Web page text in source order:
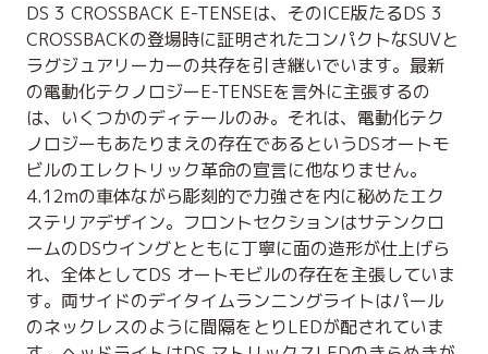
DS 3 CROSSBACK E-TENSEは、そのICE版たるDS 3
CROSSBACKの登場時に証明されたコンパクトなSUVと
ラグジュアリーカーの共存を引き継いでいます。最新
の電動化テクノロジーE-TENSEを言外に主張するの
は、いくつかのディテールのみ。それは、電動化テク
ノロジーもあたりまえの存在であるというDSオートモ
ビルのエレクトリック革命の宣言に他なりません。
4.12mの車体ながら彫刻的で力強さを内に秘めたエク
ステリアデザイン。フロントセクションはサテンクロ
ームのDSウイングとともに丁寧に面の造形が仕上げら
れ、全体としてDS オートモビルの存在を主張していま
す。両サイドのデイタイムランニングライトはパール
のネックレスのように間隔をとりLEDが配されていま